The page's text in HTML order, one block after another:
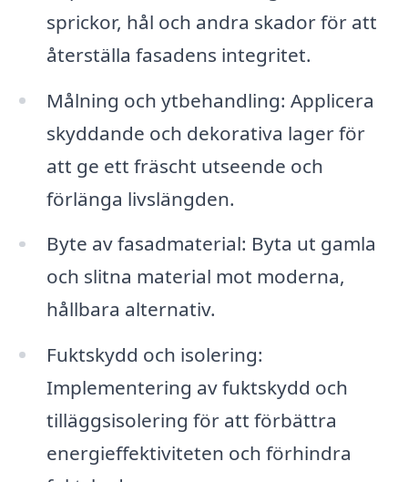
sprickor, hål och andra skador för att
återställa fasadens integritet.
Målning och ytbehandling: Applicera
skyddande och dekorativa lager för
att ge ett fräscht utseende och
förlänga livslängden.
Byte av fasadmaterial: Byta ut gamla
och slitna material mot moderna,
hållbara alternativ.
Fuktskydd och isolering:
Implementering av fuktskydd och
tilläggsisolering för att förbättra
energieffektiviteten och förhindra